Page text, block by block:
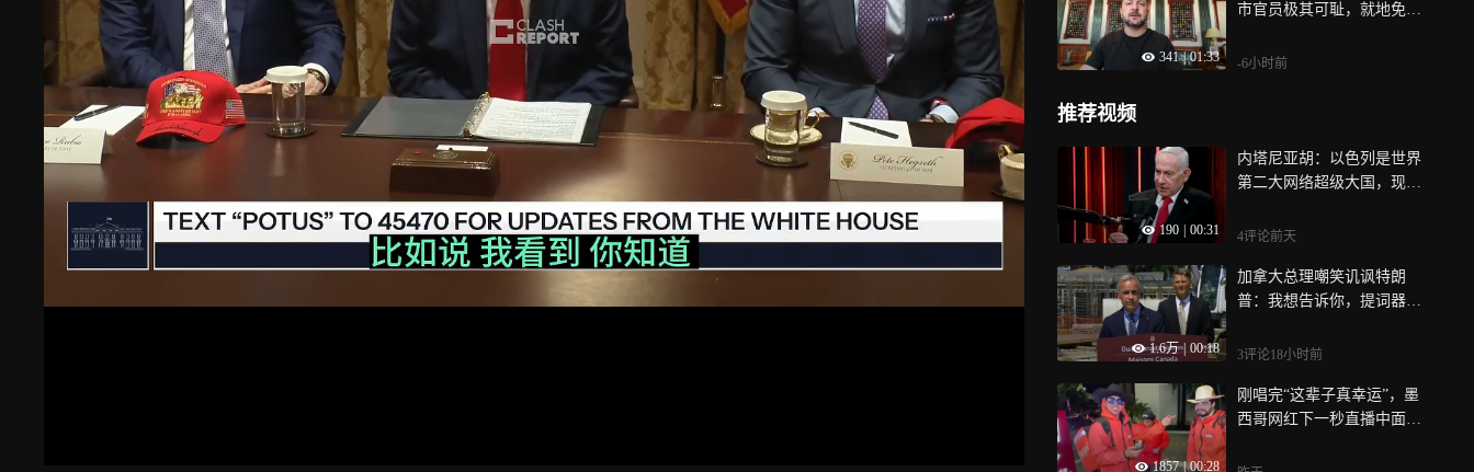
341 | 01:33
市官员极其可耻，就地免
难也要让灯亮起来
-6小时前
推荐视频
190 00:31
内塔尼亚胡：以色列是世界
第二大网络超级大国，现在
到同样的事情
4评论前天
1.6万 00:18
加拿大总理嘲笑讥讽特朗
普：我想告诉你，提词器已
这是什么阴谋
3评论18小时前
1857 | 00:28
刚唱完“这辈子真幸运”，墨
西哥网红下一秒直播中面部